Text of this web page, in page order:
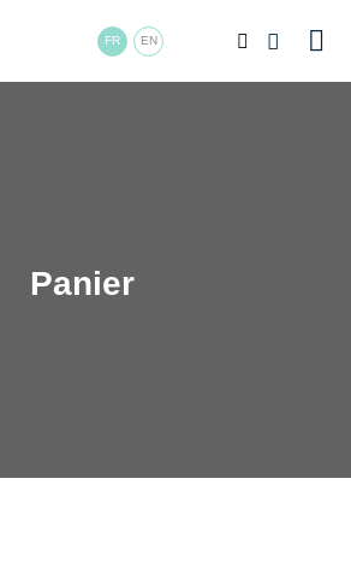
FR EN
Panier